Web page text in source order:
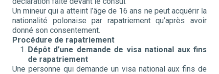
Un mineur qui a atteint l’âge de 16 ans ne peut acquérir la
nationalité polonaise par rapatriement qu’après avoir
donné son consentement.
Procédure de rapatriement
Dépôt d'une demande de visa national aux fins
de rapatriement
Une personne qui demande un visa national aux fins de